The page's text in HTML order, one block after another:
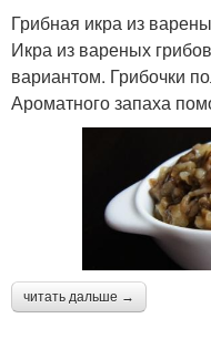
Грибная икра из
Икра из вареных
вариантом. Грибочки
Ароматного запаха
читать дальше →